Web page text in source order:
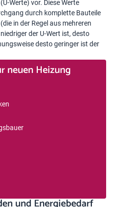
Werte) vor. Diese Werte
durch komplette Bauteile
in der Regel aus mehreren
der U-Wert ist, desto
desto geringer ist der
neuen Heizung